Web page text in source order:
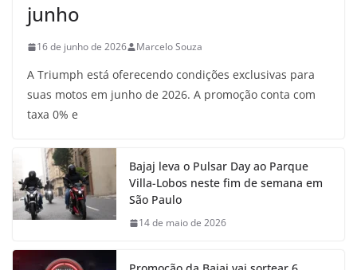
junho
16 de junho de 2026 Marcelo Souza
A Triumph está oferecendo condições exclusivas para
suas motos em junho de 2026. A promoção conta com
taxa 0% e
Bajaj leva o Pulsar Day ao Parque
Villa-Lobos neste fim de semana em
São Paulo
14 de maio de 2026